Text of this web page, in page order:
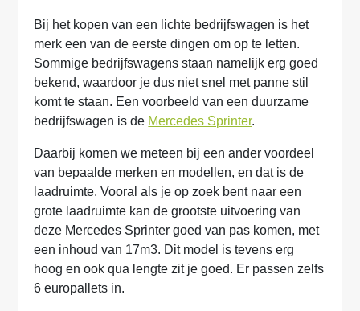
Bij het kopen van een lichte bedrijfswagen is het
merk een van de eerste dingen om op te letten.
Sommige bedrijfswagens staan namelijk erg goed
bekend, waardoor je dus niet snel met panne stil
komt te staan. Een voorbeeld van een duurzame
bedrijfswagen is de Mercedes Sprinter.
Daarbij komen we meteen bij een ander voordeel
van bepaalde merken en modellen, en dat is de
laadruimte. Vooral als je op zoek bent naar een
grote laadruimte kan de grootste uitvoering van
deze Mercedes Sprinter goed van pas komen, met
een inhoud van 17m3. Dit model is tevens erg
hoog en ook qua lengte zit je goed. Er passen zelfs
6 europallets in.